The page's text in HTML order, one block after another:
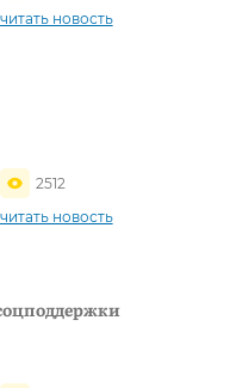
читать новость
2512
читать новость